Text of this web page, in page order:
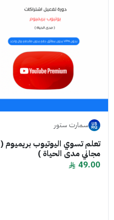
سمارت ستور
تعلم تسوي اليوتيوب بريميوم (
مجاني مدى الحياة )
49.00